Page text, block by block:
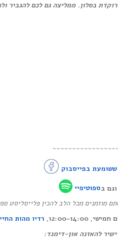
בסלון. ממליצה גם לכם להגביר
בפייסבוק
וגם בספוטיפיי
מוזמנים מכל הלב להכין פלייסליסט
12:00-14:00,
רדיו מהות
ישיר להאזנה און-דימנד: